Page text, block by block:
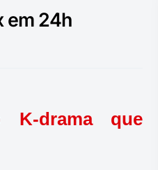
em 24h
K-drama que